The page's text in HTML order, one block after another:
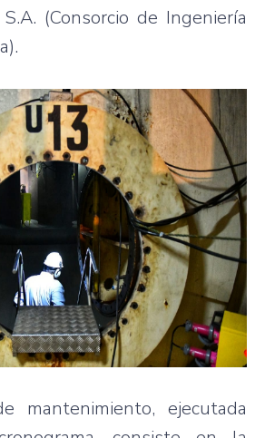
(Consorcio de Ingeniería
mantenimiento, ejecutada